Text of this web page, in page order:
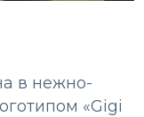
в нежно-
«Gigi